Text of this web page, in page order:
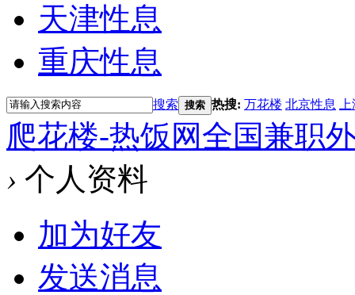
天津性息
重庆性息
搜索 搜索 热搜: 万花楼 北京性息
爬花楼-热饭网全国兼职
› 个人资料
加为好友
发送消息